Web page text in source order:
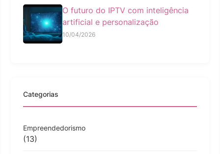
O futuro do IPTV com inteligência
artificial e personalização
10/04/2026
Categorias
Empreendedorismo
(13)